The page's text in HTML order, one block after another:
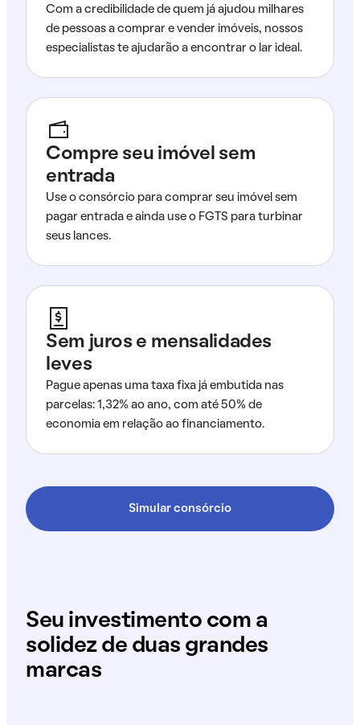
Com a credibilidade de quem já ajudou milhares
de pessoas a comprar e vender imóveis, nossos
especialistas te ajudarão a encontrar o lar ideal.
Compre seu imóvel sem
entrada
Use o consórcio para comprar seu imóvel sem
pagar entrada e ainda use o FGTS para turbinar
seus lances.
Sem juros e mensalidades
leves
Pague apenas uma taxa fixa já embutida nas
parcelas: 1,32% ao ano, com até 50% de
economia em relação ao financiamento.
Simular consórcio
Seu investimento com a
solidez de duas grandes
marcas